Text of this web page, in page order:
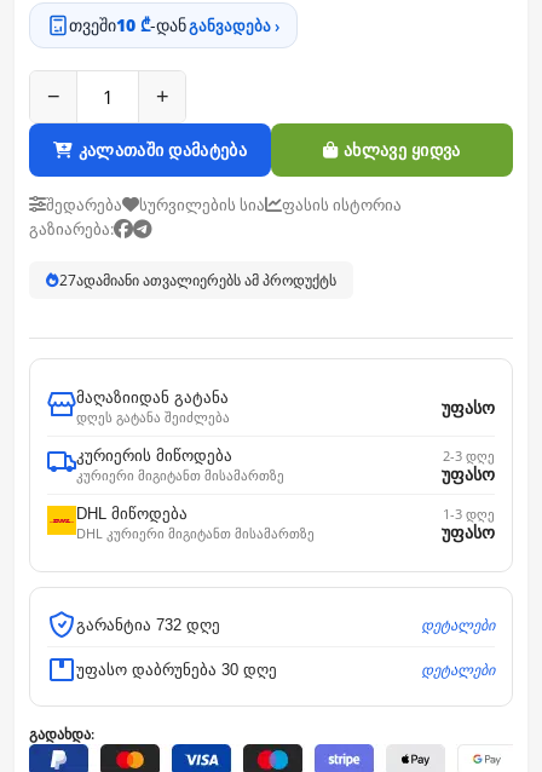
თვეში10 ₾-დანგანვადება ›
− +
კალათაში დამატება ახლავე ყიდვა
შედარება სურვილების სია
ფასის ისტორია
გაზიარება:
27ადამიანი ათვალიერებს ამ პროდუქტს
მაღაზიიდან გატანა
დღეს გატანა შეიძლება
უფასო
კურიერის მიწოდება
კურიერი მიგიტანთ მისამართზე
2-3 დღე
უფასო
DHL მიწოდება
DHL კურიერი მიგიტანთ მისამართზე
1-3 დღე
უფასო
გარანტია 732 დღე დეტალები
უფასო დაბრუნება 30 დღე დეტალები
გადახდა: